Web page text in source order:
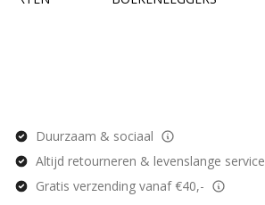
Duurzaam & sociaal
Altijd retourneren & levenslange service
Gratis verzending vanaf €40,-